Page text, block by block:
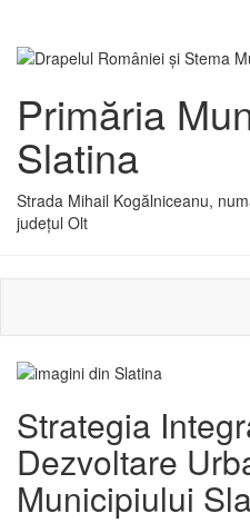
Primăria
Slatina
Strada Mihail Kogălniceanu,
județul Olt
Strategia
Dezvoltare
Municipiului